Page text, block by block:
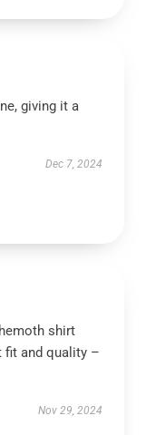
giving it a
Dec 7, 2024
shirt
fit and quality –
Nov 29, 2024